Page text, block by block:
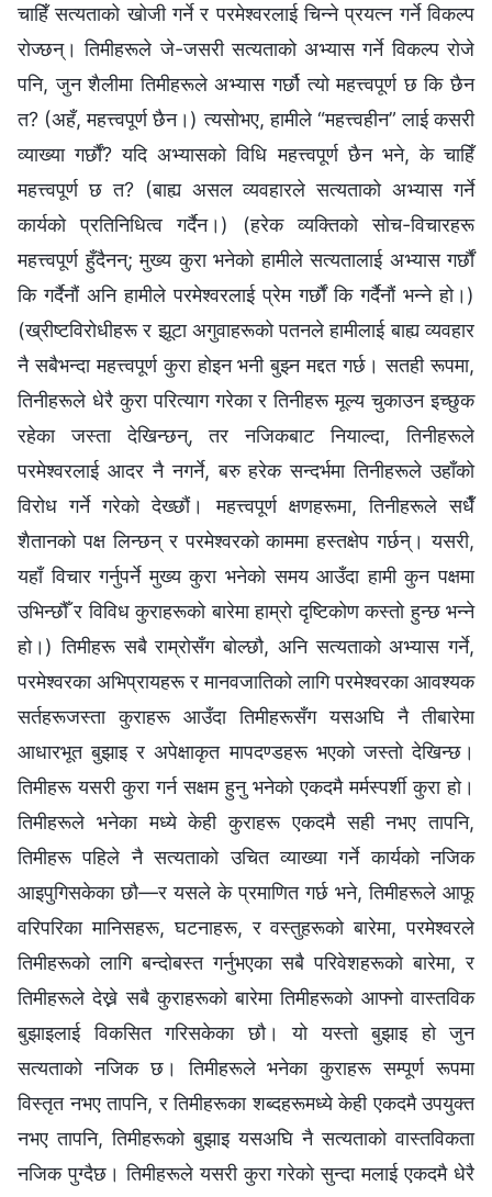
चाहिँ सत्यताको खोजी गर्ने र परमेश्‍वरलाई चिन्ने प्रयत्न गर्ने विकल्प
रोज्छन्। तिमीहरूले जे-जसरी सत्यताको अभ्यास गर्ने विकल्प रोजे
पनि, जुन शैलीमा तिमीहरूले अभ्यास गर्छौ त्यो महत्त्वपूर्ण छ कि छैन
त? (अहँ, महत्त्वपूर्ण छैन।) त्यसोभए, हामीले “महत्त्वहीन” लाई कसरी
व्याख्या गर्छौं? यदि अभ्यासको विधि महत्त्वपूर्ण छैन भने, के चाहिँ
महत्त्वपूर्ण छ त? (बाह्य असल व्यवहारले सत्यताको अभ्यास गर्ने
कार्यको प्रतिनिधित्व गर्दैन।) (हरेक व्यक्तिको सोच-विचारहरू
महत्त्वपूर्ण हुँदैनन्; मुख्य कुरा भनेको हामीले सत्यतालाई अभ्यास गर्छौं
कि गर्दैनौं अनि हामीले परमेश्‍वरलाई प्रेम गर्छौं कि गर्दैनौं भन्ने हो।)
(ख्रीष्टविरोधीहरू र झूटा अगुवाहरूको पतनले हामीलाई बाह्य व्यवहार
नै सबैभन्दा महत्त्वपूर्ण कुरा होइन भनी बुझ्न मद्दत गर्छ। सतही रूपमा,
तिनीहरूले धेरै कुरा परित्याग गरेका र तिनीहरू मूल्य चुकाउन इच्छुक
रहेका जस्ता देखिन्छन्, तर नजिकबाट नियाल्दा, तिनीहरूले
परमेश्‍वरलाई आदर नै नगर्ने, बरु हरेक सन्दर्भमा तिनीहरूले उहाँको
विरोध गर्ने गरेको देख्छौं। महत्त्वपूर्ण क्षणहरूमा, तिनीहरूले सधैँ
शैतानको पक्ष लिन्छन् र परमेश्‍वरको काममा हस्तक्षेप गर्छन्। यसरी,
यहाँ विचार गर्नुपर्ने मुख्य कुरा भनेको समय आउँदा हामी कुन पक्षमा
उभिन्छौँ र विविध कुराहरूको बारेमा हाम्रो दृष्टिकोण कस्तो हुन्छ भन्ने
हो।) तिमीहरू सबै राम्रोसँग बोल्छौ, अनि सत्यताको अभ्यास गर्ने,
परमेश्‍वरका अभिप्रायहरू र मानवजातिको लागि परमेश्‍वरका आवश्यक
सर्तहरूजस्ता कुराहरू आउँदा तिमीहरूसँग यसअघि नै तीबारेमा
आधारभूत बुझाइ र अपेक्षाकृत मापदण्डहरू भएको जस्तो देखिन्छ।
तिमीहरू यसरी कुरा गर्न सक्षम हुनु भनेको एकदमै मर्मस्पर्शी कुरा हो।
तिमीहरूले भनेका मध्ये केही कुराहरू एकदमै सही नभए तापनि,
तिमीहरू पहिले नै सत्यताको उचित व्याख्या गर्ने कार्यको नजिक
आइपुगिसकेका छौ—र यसले के प्रमाणित गर्छ भने, तिमीहरूले आफू
वरिपरिका मानिसहरू, घटनाहरू, र वस्तुहरूको बारेमा, परमेश्‍वरले
तिमीहरूको लागि बन्दोबस्त गर्नुभएका सबै परिवेशहरूको बारेमा, र
तिमीहरूले देख्ने सबै कुराहरूको बारेमा तिमीहरूको आफ्नो वास्तविक
बुझाइलाई विकसित गरिसकेका छौ। यो यस्तो बुझाइ हो जुन
सत्यताको नजिक छ। तिमीहरूले भनेका कुराहरू सम्पूर्ण रूपमा
विस्तृत नभए तापनि, र तिमीहरूका शब्दहरूमध्ये केही एकदमै उपयुक्त
नभए तापनि, तिमीहरूको बुझाइ यसअघि नै सत्यताको वास्तविकता
नजिक पुग्दैछ। तिमीहरूले यसरी कुरा गरेको सुन्दा मलाई एकदमै धेरै